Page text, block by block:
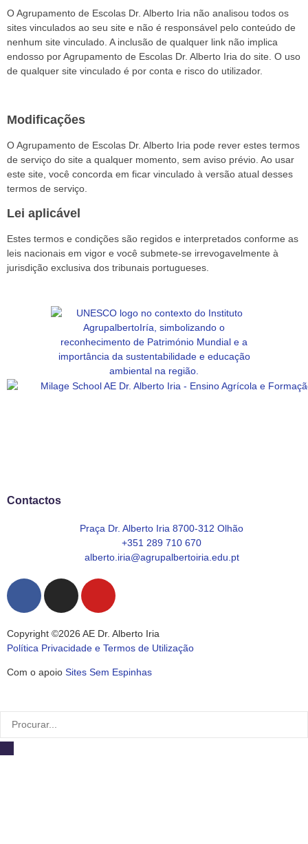
O Agrupamento de Escolas Dr. Alberto Iria não analisou todos os
sites vinculados ao seu site e não é responsável pelo conteúdo de
nenhum site vinculado. A inclusão de qualquer link não implica
endosso por Agrupamento de Escolas Dr. Alberto Iria do site. O uso
de qualquer site vinculado é por conta e risco do utilizador.
Modificações
O Agrupamento de Escolas Dr. Alberto Iria pode rever estes termos
de serviço do site a qualquer momento, sem aviso prévio. Ao usar
este site, você concorda em ficar vinculado à versão atual desses
termos de serviço.
Lei aplicável
Estes termos e condições são regidos e interpretados conforme as
leis nacionais em vigor e você submete-se irrevogavelmente à
jurisdição exclusiva dos tribunais portugueses.
Contactos
Praça Dr. Alberto Iria 8700-312 Olhão
+351 289 710 670
alberto.iria@agrupalbertoiria.edu.pt
Copyright ©2026 AE Dr. Alberto Iria
Política Privacidade e Termos de Utilização
Com o apoio Sites Sem Espinhas